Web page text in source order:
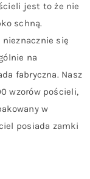
jest to że nie
schną.
nieznacznie się
na
fabryczna. Nasz
wzorów pościeli,
w
posiada zamki